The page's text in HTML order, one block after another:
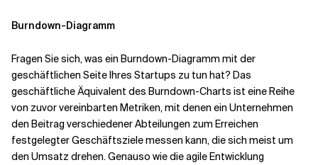
Burndown-Diagramm
Fragen Sie sich, was ein Burndown-Diagramm mit der
geschäftlichen Seite Ihres Startups zu tun hat? Das
geschäftliche Äquivalent des Burndown-Charts ist eine Reihe
von zuvor vereinbarten Metriken, mit denen ein Unternehmen
den Beitrag verschiedener Abteilungen zum Erreichen
festgelegter Geschäftsziele messen kann, die sich meist um
den Umsatz drehen. Genauso wie die agile Entwicklung